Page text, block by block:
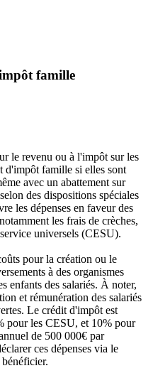
famille
le revenu ou à l'impôt sur les
d'impôt famille si elles sont
avec un abattement sur
des dispositions spéciales
les dépenses en faveur des
les frais de crèches,
universels (CESU).
pour la création ou le
à des organismes
enfants des salariés. À noter,
et rémunération des salariés
Le crédit d'impôt est
pour les CESU, et 10% pour
de 500 000€ par
ces dépenses via le